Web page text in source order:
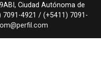
, Ciudad Autónoma de
7091-4921 / (+5411) 7091-